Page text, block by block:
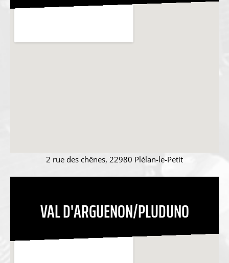
2 rue des chênes, 22980 Plélan-le-Petit
VAL D'ARGUENON/PLUDUNO